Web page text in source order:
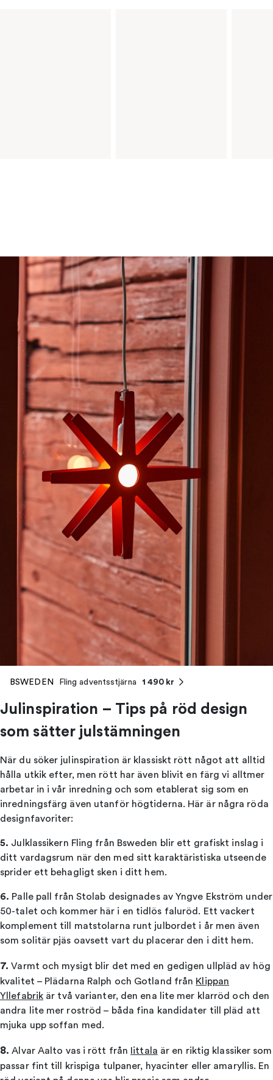
BSWEDEN Fling adventsstjärna 1 490 kr
Julinspiration – Tips på röd design
som sätter julstämningen
När du söker julinspiration är klassiskt rött något att alltid
hålla utkik efter, men rött har även blivit en färg vi alltmer
arbetar in i vår inredning och som etablerat sig som en
inredningsfärg även utanför högtiderna. Här är några röda
designfavoriter:
5. Julklassikern Fling från Bsweden blir ett grafiskt inslag i
ditt vardagsrum när den med sitt karaktäristiska utseende
sprider ett behagligt sken i ditt hem.
6. Palle pall från Stolab designades av Yngve Ekström under
50-talet och kommer här i en tidlös faluröd. Ett vackert
komplement till matstolarna runt julbordet i år men även
som solitär pjäs oavsett vart du placerar den i ditt hem.
7.Varmt och mysigt blir det med en gedigen ullpläd av hög
kvalitet – Plädarna Ralph och Gotland från Klippan
Yllefabrik är två varianter, den ena lite mer klarröd och den
andra lite mer roströd – båda fina kandidater till pläd att
mjuka upp soffan med.
8. Alvar Aalto vas i rött från Iittala är en riktig klassiker som
passar fint till krispiga tulpaner, hyacinter eller amaryllis. En